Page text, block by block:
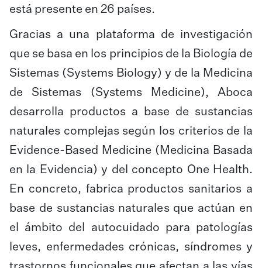
está presente en 26 países.
Gracias a una plataforma de investigación
que se basa en los principios de la Biología de
Sistemas (Systems Biology) y de la Medicina
de Sistemas (Systems Medicine), Aboca
desarrolla productos a base de sustancias
naturales complejas según los criterios de la
Evidence-Based Medicine (Medicina Basada
en la Evidencia) y del concepto One Health.
En concreto, fabrica productos sanitarios a
base de sustancias naturales que actúan en
el ámbito del autocuidado para patologías
leves, enfermedades crónicas, síndromes y